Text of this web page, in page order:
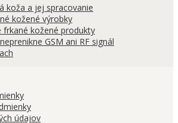
koža a jej spracovanie
kožené výrobky
frkané kožené produkty
GSM ani RF signál
údajov